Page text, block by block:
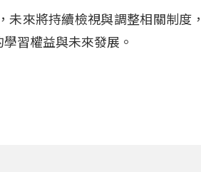
未來將持續檢視與調整相關制度
習權益與未來發展。